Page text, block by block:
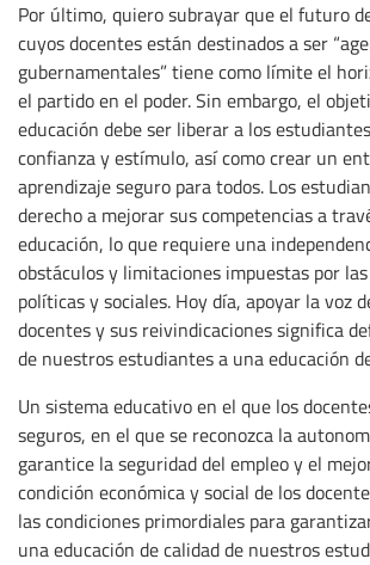
Por último, quiero subrayar que el futuro
cuyos docentes están destinados a ser
gubernamentales” tiene como límite el
el partido en el poder. Sin embargo, el
educación debe ser liberar a los
confianza y estímulo, así como crear un
aprendizaje seguro para todos. Los
derecho a mejorar sus competencias a
educación, lo que requiere una
obstáculos y limitaciones impuestas por
políticas y sociales. Hoy día, apoyar la voz
docentes y sus reivindicaciones significa
de nuestros estudiantes a una educación
Un sistema educativo en el que los
seguros, en el que se reconozca la
garantice la seguridad del empleo y el
condición económica y social de los
las condiciones primordiales para
una educación de calidad de nuestros